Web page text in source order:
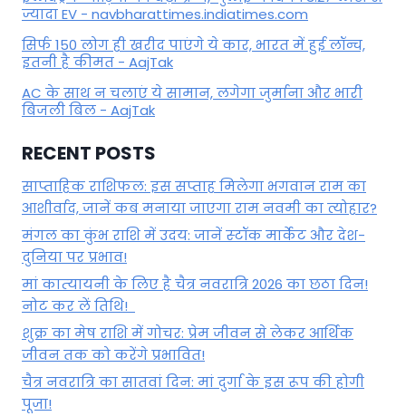
ज्यादा EV - navbharattimes.indiatimes.com
सिर्फ 150 लोग ही खरीद पाएंगे ये कार, भारत में हुई लॉन्च,
इतनी है कीमत - AajTak
AC के साथ न चलाएं ये सामान, लगेगा जुर्माना और भारी
बिजली बिल - AajTak
RECENT POSTS
साप्ताहिक राशिफल: इस सप्ताह मिलेगा भगवान राम का
आशीर्वाद, जानें कब मनाया जाएगा राम नवमी का त्योहार?
मंगल का कुंभ राशि में उदय: जानें स्‍टॉक मार्केट और देश-
दुनिया पर प्रभाव!
मां कात्‍यायनी के लिए है चैत्र नवरात्रि 2026 का छठा दिन!
नोट कर लें तिथि!
शुक्र का मेष राशि में गोचर: प्रेम जीवन से लेकर आर्थिक
जीवन तक को करेंगे प्रभावित!
चैत्र नवरात्रि का सातवां दिन: मां दुर्गा के इस रूप की होगी
पूजा!